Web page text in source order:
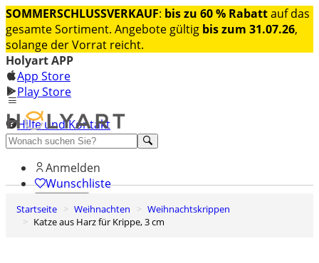
SOMMERSCHLUSSVERKAUF: bis zu 60 % Rabattauf das
gesamte Sortiment. Angebote gültig bis zum 31.07.26,
solange der Vorrat reicht.
Holyart APP
App Store
Play Store
Hilfe und Kontakt
Entdecken Sie Premium
Anmelden
Wunschliste
0
Warenkorb
Startseite Weihnachten
Weihnachtskrippen
Katze aus Harz für Krippe, 3 cm